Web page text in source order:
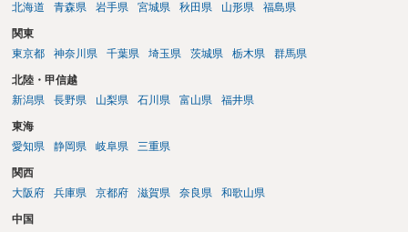
北海道
青森県 岩手県 宮城県 秋田県 山形県 福島県
関東
東京都
神奈川県 千葉県 埼玉県 茨城県 栃木県 群馬県
北陸・甲信越
新潟県
長野県 山梨県 石川県 富山県 福井県
東海
愛知県
静岡県 岐阜県 三重県
関西
大阪府
兵庫県 京都府 滋賀県 奈良県 和歌山県
中国